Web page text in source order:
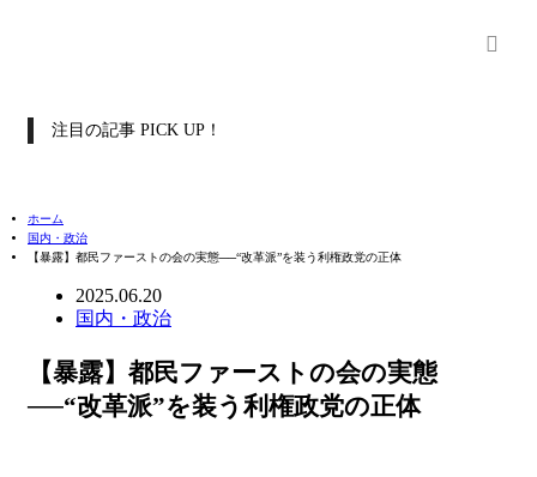
注目の記事 PICK UP！
ホーム
国内・政治
【暴露】都民ファーストの会の実態──“改革派”を装う利権政党の正体
2025.06.20
国内・政治
【暴露】都民ファーストの会の実態
──“改革派”を装う利権政党の正体